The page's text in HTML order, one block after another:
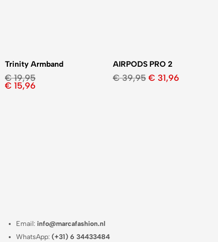
Trinity Armband
€19,95
€ 15,96
AIRPODS PRO 2
€39,95 € 31,96
Email: info@marcafashion.nl
WhatsApp:(+31) 6 34433484